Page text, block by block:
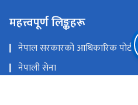
महत्त्वपूर्ण लिङ्कहरू
नेपाल सरकारको आधिकारिक पोर्टल
नेपाली सेना